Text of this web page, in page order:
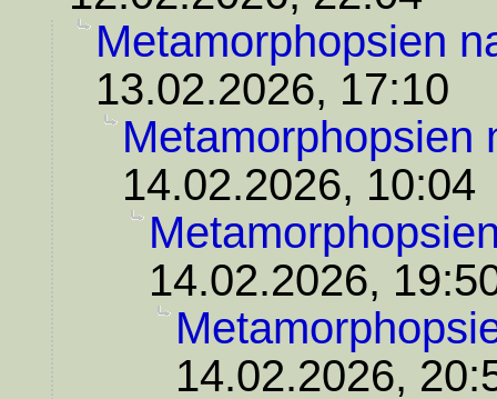
Metamorphopsien
13.02.2026, 17:10
Metamorphopsien
14.02.2026, 10:04
14.02.2026,
14.02.2026,